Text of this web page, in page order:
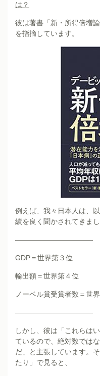
は？
彼は著書「新・所得倍増
を指摘しています。
例えば、我々日本人は、
績を良く聞かされてきまし
———————————
GDP＝世界第３位
輸出額＝世界第４位
ノーベル賞受賞者数＝世
———————————
しかし、彼は「これらは
ているので、絶対数では
だ」と主張しています。
たり」で見ると、